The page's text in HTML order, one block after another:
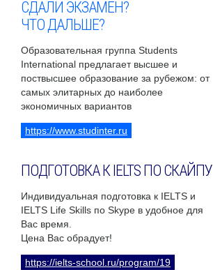
СДАЛИ ЭКЗАМЕН?
ЧТО ДАЛЬШЕ?
Образовательная группа Students
International предлагает высшее и
поствысшее образование за рубежом: от
самых элитарных до наиболее
экономичных вариантов
https://www.studinter.ru
ПОДГОТОВКА К IELTS ПО СКАЙПУ
Индивидуальная подготовка к IELTS и
IELTS Life Skills по Skype в удобное для
Вас время.
Цена Вас обрадует!
https://ielts-school.ru/program/19